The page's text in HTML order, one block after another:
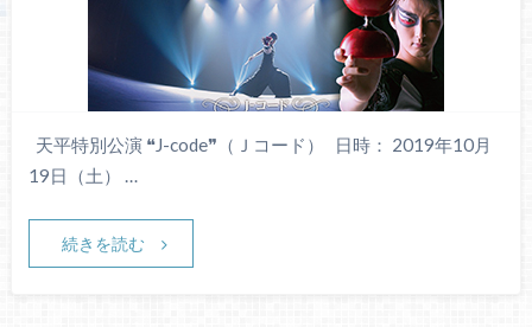
天平特別公演 ❝J-code❞（Ｊコード） 日時： 2019年10月
19日（土） …
続きを読む